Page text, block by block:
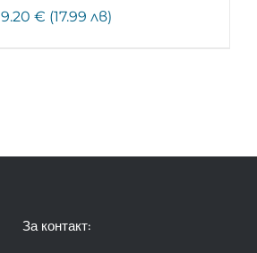
9.20 € (17.99 лв)
За контакт: